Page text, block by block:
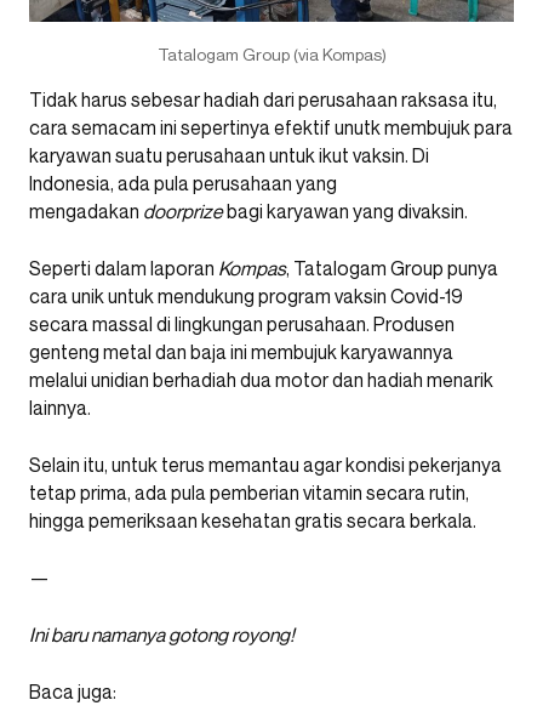
Tatalogam Group (via Kompas)
Tidak harus sebesar hadiah dari perusahaan raksasa itu,
cara semacam ini sepertinya efektif unutk membujuk para
karyawan suatu perusahaan untuk ikut vaksin. Di
Indonesia, ada pula perusahaan yang
mengadakan doorprizebagi karyawan yang divaksin.
Seperti dalam laporan Kompas, Tatalogam Group punya
cara unik untuk mendukung program vaksin Covid-19
secara massal di lingkungan perusahaan. Produsen
genteng metal dan baja ini membujuk karyawannya
melalui unidian berhadiah dua motor dan hadiah menarik
lainnya.
Selain itu, untuk terus memantau agar kondisi pekerjanya
tetap prima, ada pula pemberian vitamin secara rutin,
hingga pemeriksaan kesehatan gratis secara berkala.
—
Ini baru namanya gotong royong!
Baca juga: